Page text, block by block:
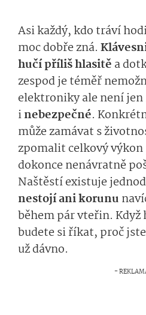
Asi každý, kdo tráví
moc dobře zná.
hučí příliš hlasitě a
zespod je téměř
elektroniky ale není
inebezpečné.
může zamávat s
zpomalit celkový výkon
dokonce nenávratně
Naštěstí existuje
nestojí ani korunu
během pár vteřin. Když
budete si říkat, proč
už dávno.